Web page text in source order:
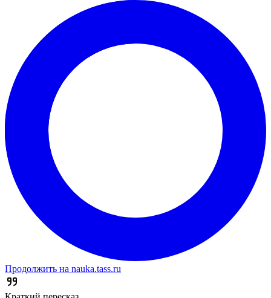
Продолжить на nauka.tass.ru